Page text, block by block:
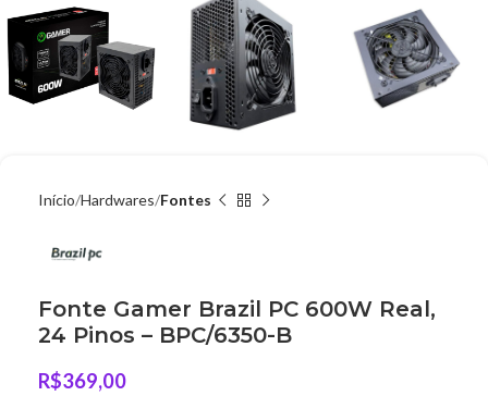
Início Hardwares Fontes
Fonte Gamer Brazil PC 600W Real,
24 Pinos – BPC/6350-B
R$369,00